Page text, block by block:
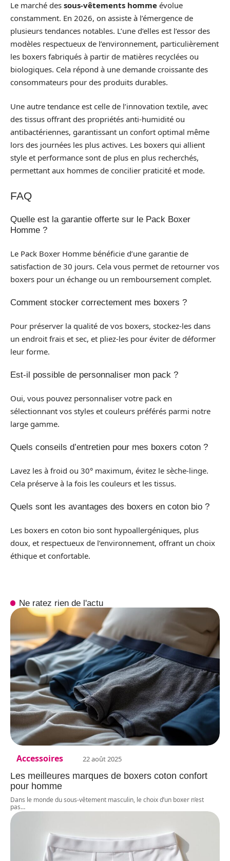
Le marché des sous-vêtements homme évolue
constamment. En 2026, on assiste à l’émergence de
plusieurs tendances notables. L’une d’elles est l’essor des
modèles respectueux de l’environnement, particulièrement
les boxers fabriqués à partir de matières recyclées ou
biologiques. Cela répond à une demande croissante des
consommateurs pour des produits durables.
Une autre tendance est celle de l’innovation textile, avec
des tissus offrant des propriétés anti-humidité ou
antibactériennes, garantissant un confort optimal même
lors des journées les plus actives. Les boxers qui allient
style et performance sont de plus en plus recherchés,
permettant aux hommes de concilier praticité et mode.
FAQ
Quelle est la garantie offerte sur le Pack Boxer
Homme ?
Le Pack Boxer Homme bénéficie d’une garantie de
satisfaction de 30 jours. Cela vous permet de retourner vos
boxers pour un échange ou un remboursement complet.
Comment stocker correctement mes boxers ?
Pour préserver la qualité de vos boxers, stockez-les dans
un endroit frais et sec, et pliez-les pour éviter de déformer
leur forme.
Est-il possible de personnaliser mon pack ?
Oui, vous pouvez personnaliser votre pack en
sélectionnant vos styles et couleurs préférés parmi notre
large gamme.
Quels conseils d’entretien pour mes boxers coton ?
Lavez les à froid ou 30° maximum, évitez le sèche-linge.
Cela préserve à la fois les couleurs et les tissus.
Quels sont les avantages des boxers en coton bio ?
Les boxers en coton bio sont hypoallergéniques, plus
doux, et respectueux de l’environnement, offrant un choix
éthique et confortable.
Ne ratez rien de l'actu
Accessoires 22 août 2025
Les meilleures marques de boxers coton confort
pour homme
Dans le monde du sous-vêtement masculin, le choix d’un boxer n’est
pas…